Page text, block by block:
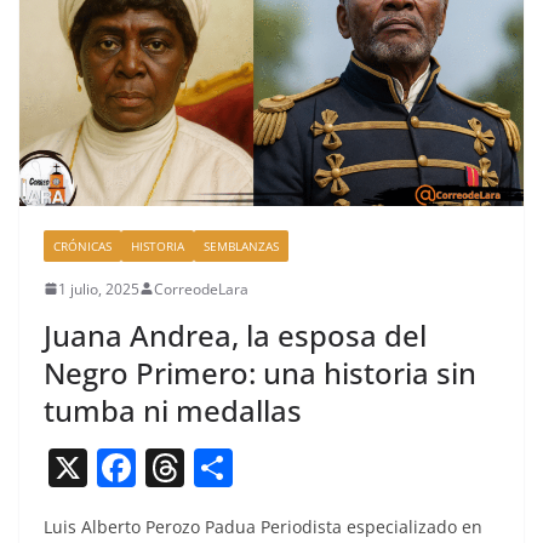
o
k
CRÓNICAS HISTORIA SEMBLANZAS
1 julio, 2025 CorreodeLara
Juana Andrea, la esposa del
Negro Primero: una historia sin
tumba ni medallas
X F T
Luis Alber­to Per­o­zo Pad­ua Peri­odista espe­cial­iza­do en